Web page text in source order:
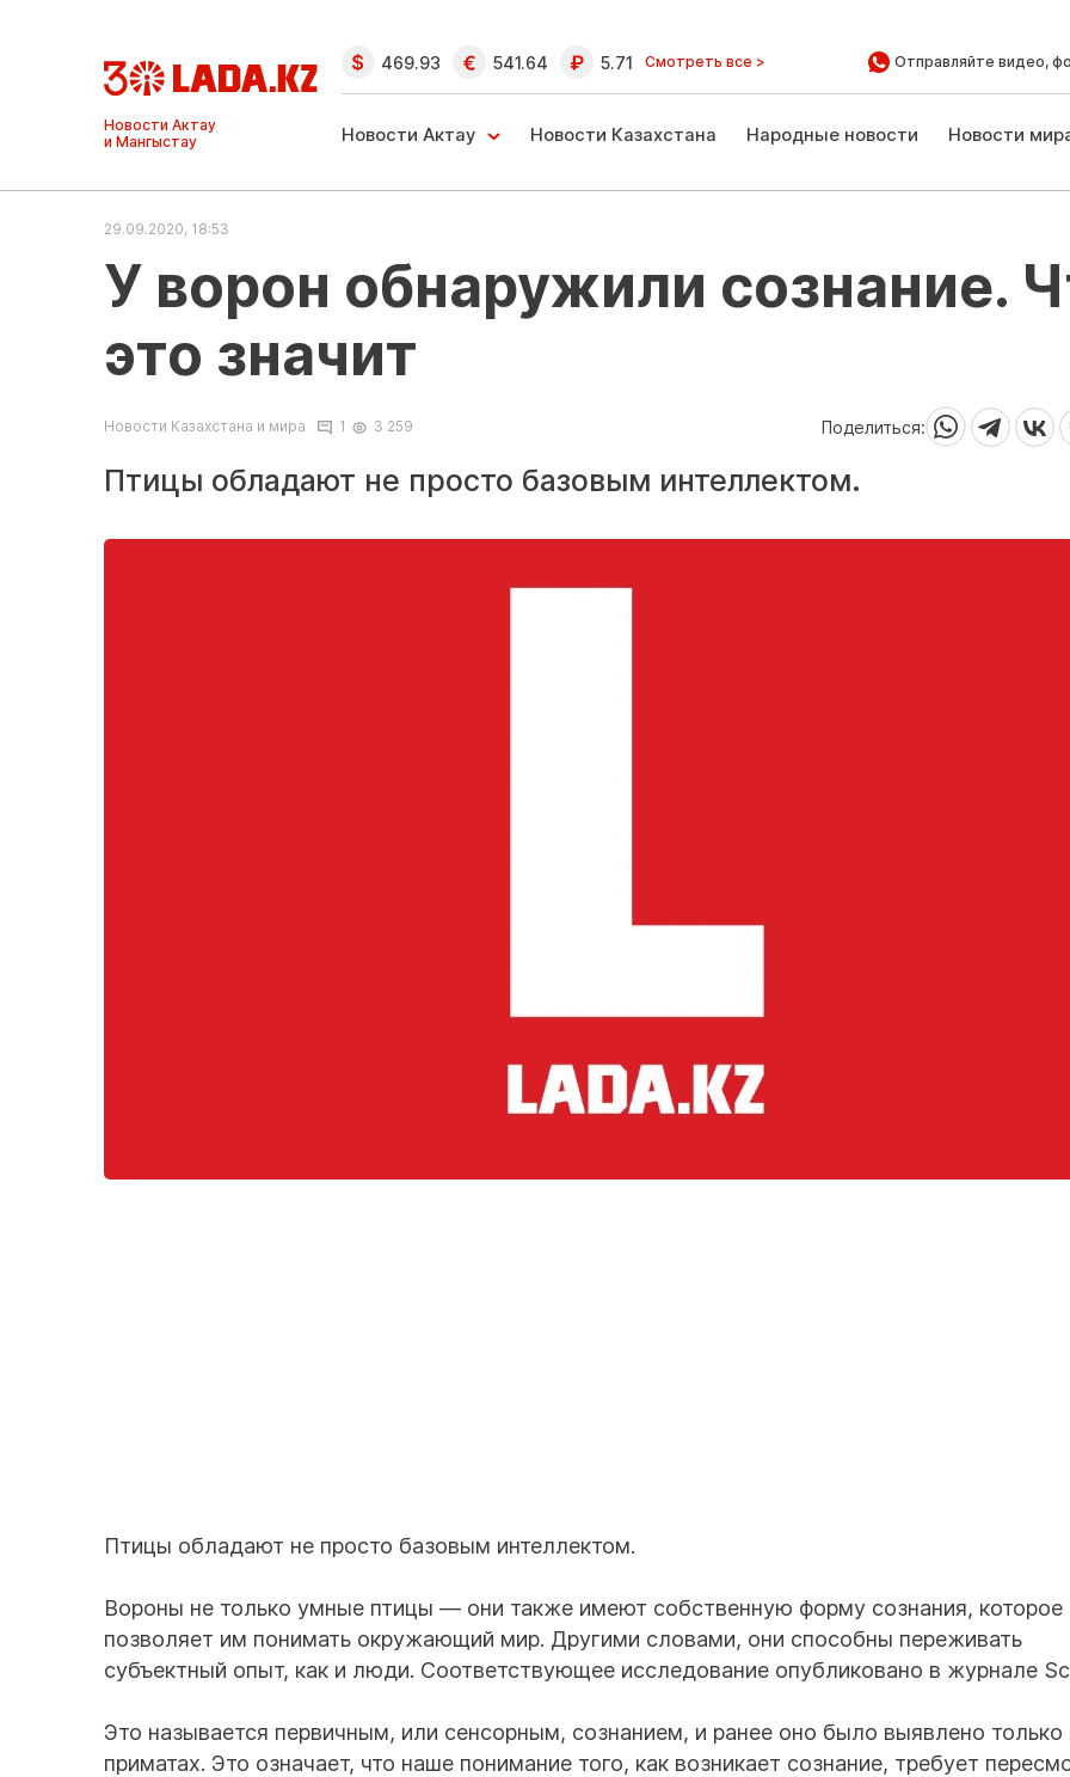
Ақтау және
Манғыстау
жаңалықтары
469.93 541.64 5.71 Смотреть все > Отправляйте видео,
Новости Актау Новости Казахстана Народные новости Новости
29.09.2020, 18:53
У ворон обнаружили сознание.
это значит
Новости Казахстана и мира 1 3 259 Поделиться:
Птицы обладают не просто базовым интеллектом.
Птицы обладают не просто базовым интеллектом.
Вороны не только умные птицы — они также имеют собственную форму сознания, которое
позволяет им понимать окружающий мир. Другими словами, они способны переживать
субъектный опыт, как и люди. Соответствующее исследование опубликовано в журнале
Это называется первичным, или сенсорным, сознанием, и ранее оно было выявлено только
приматах. Это означает, что наше понимание того, как возникает сознание, требует